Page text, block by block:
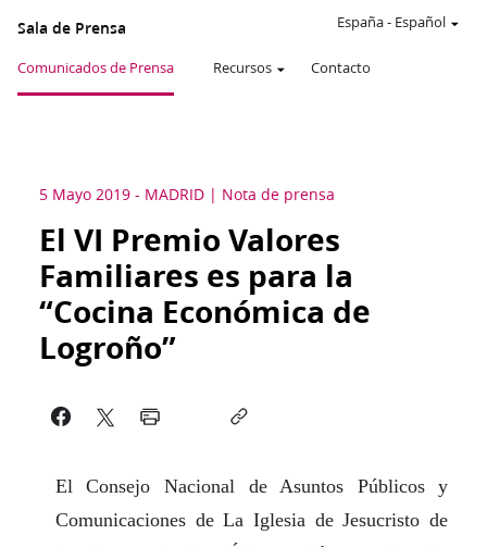
Sala de Prensa
Comunicados de Prensa Recursos Contacto
España- Español
5 Mayo 2019 - MADRID Nota de prensa
El VI Premio Valores
Familiares es para la
“Cocina Económica de
Logroño”
El Consejo Nacional de Asuntos Públicos y
Comunicaciones de La Iglesia de Jesucristo de